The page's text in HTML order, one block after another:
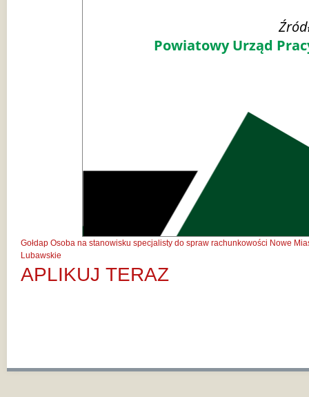
Powiatowy Urząd
Gołdap Osoba na stanowisku specjalisty do spraw rachunkowości Nowe
Lubawskie
APLIKUJ TERAZ